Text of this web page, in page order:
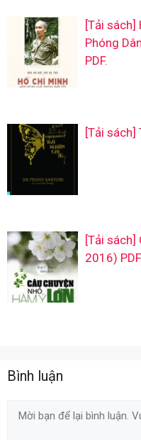
[Tải sách]
Phóng
PDF.
[Tải sách]
[Tải sách]
2016) PDF.
Bình luận
Comment